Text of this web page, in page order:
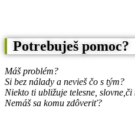
Potrebuješ pomoc?
Máš problém?
Si bez nálady a nevieš čo s tým?
Niekto ti ubližuje telesne, slovne, či
Nemáš sa komu zdôveriť?